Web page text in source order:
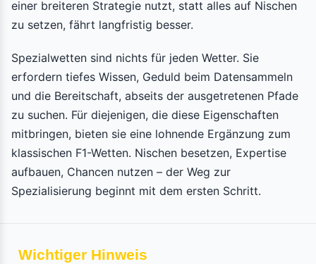
einer breiteren Strategie nutzt, statt alles auf Nischen
zu setzen, fährt langfristig besser.
Spezialwetten sind nichts für jeden Wetter. Sie
erfordern tiefes Wissen, Geduld beim Datensammeln
und die Bereitschaft, abseits der ausgetretenen Pfade
zu suchen. Für diejenigen, die diese Eigenschaften
mitbringen, bieten sie eine lohnende Ergänzung zum
klassischen F1-Wetten. Nischen besetzen, Expertise
aufbauen, Chancen nutzen – der Weg zur
Spezialisierung beginnt mit dem ersten Schritt.
Wichtiger Hinweis